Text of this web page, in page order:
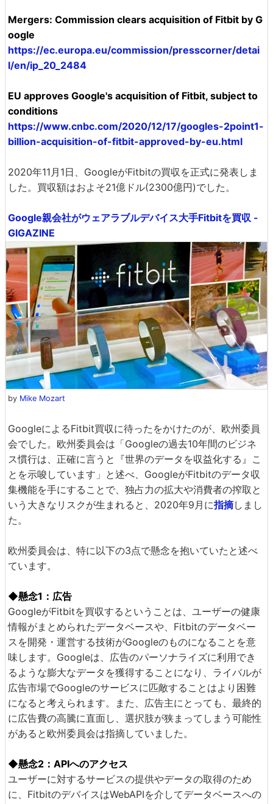
Mergers: Commission clears acquisition of Fitbit by G
oogle
https://ec.europa.eu/commission/presscorner/detai
l/en/ip_20_2484
EU approves Google's acquisition of Fitbit, subject to
conditions
https://www.cnbc.com/2020/12/17/googles-2point1-
billion-acquisition-of-fitbit-approved-by-eu.html
2020年11月1日、GoogleがFitbitの買収を正式に発表しま
した。買収額はおよそ21億ドル(2300億円)でした。
Google親会社がウェアラブルデバイス大手Fitbitを買収 -
GIGAZINE
by Mike Mozart
GoogleによるFitbit買収に待ったをかけたのが、欧州委員
会でした。欧州委員会は「Googleの過去10年間のビジネ
ス慣行は、正確に言うと『世界のデータを収益化する』こ
とを示唆しています」と述べ、GoogleがFitbitのデータ収
集機能を手にすることで、独占力の拡大や消費者の搾取と
いう大きなリスクが生まれると、2020年9月に指摘しまし
た。
欧州委員会は、特に以下の3点で懸念を抱いていたと述べ
ています。
◆懸念1：広告
GoogleがFitbitを買収するということは、ユーザーの健康
情報がまとめられたデータベースや、Fitbitのデータベー
スを開発・運営する技術がGoogleのものになることを意
味します。Googleは、広告のパーソナライズに利用でき
るような膨大なデータを獲得することになり、ライバルが
広告市場でGoogleのサービスに匹敵することはより困難
になると考えられます。また、広告主にとっても、最終的
に広告費の高騰に直面し、選択肢が狭まってしまう可能性
があると欧州委員会は指摘していました。
◆懸念2：APIへのアクセス
ユーザーに対するサービスの提供やデータの取得のため
に、FitbitのデバイスはWebAPIを介してデータベースへの